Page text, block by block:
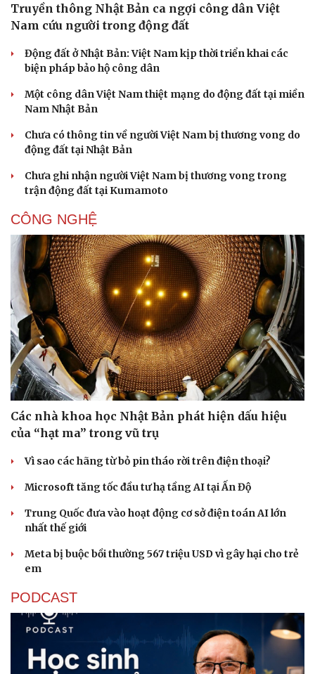
Sức khỏe
Dinh dưỡng - món ngon
Cây thuốc
Sản phụ khoa
Nam khoa
Làm đẹp - giảm cân
Ăn sạch sống khỏe
Đời sống
Truyền thông Nhật Bản ca ngợi công dân Việt
Nam cứu người trong động đất
Động đất ở Nhật Bản: Việt Nam kịp thời triển khai các
biện pháp bảo hộ công dân
Một công dân Việt Nam thiệt mạng do động đất tại miền
Nam Nhật Bản
Chưa có thông tin về người Việt Nam bị thương vong do
động đất tại Nhật Bản
Chưa ghi nhận người Việt Nam bị thương vong trong
trận động đất tại Kumamoto
CÔNG NGHỆ
Các nhà khoa học Nhật Bản phát hiện dấu hiệu
của “hạt ma” trong vũ trụ
Vì sao các hãng từ bỏ pin tháo rời trên điện thoại?
Microsoft tăng tốc đầu tư hạ tầng AI tại Ấn Độ
Trung Quốc đưa vào hoạt động cơ sở điện toán AI lớn
nhất thế giới
Meta bị buộc bồi thường 567 triệu USD vì gây hại cho trẻ
em
PODCAST